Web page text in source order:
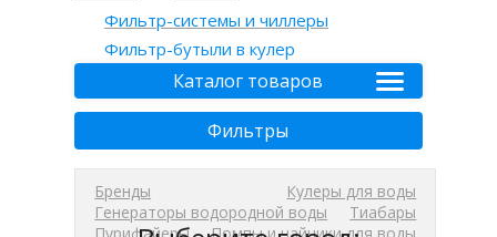
Фильтр-системы и чиллеры
Фильтр-бутыли в кулер
Каталог товаров
Фильтры
Бренды
Кулеры для воды
Генераторы водородной воды
Тиабары